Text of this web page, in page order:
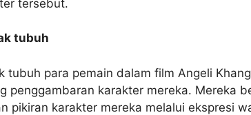
tersebut.
tubuh
tubuh para pemain dalam film Angeli
penggambaran karakter mereka. Mereka
pikiran karakter mereka melalui ekspresi